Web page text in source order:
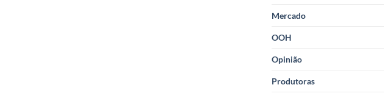
Mercado
OOH
Opinião
Produtoras